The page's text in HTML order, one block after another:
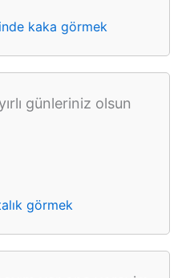
kaka görmek
günleriniz olsun
görmek